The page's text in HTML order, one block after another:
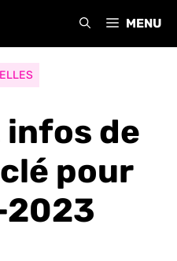
MENU
infos de
pour